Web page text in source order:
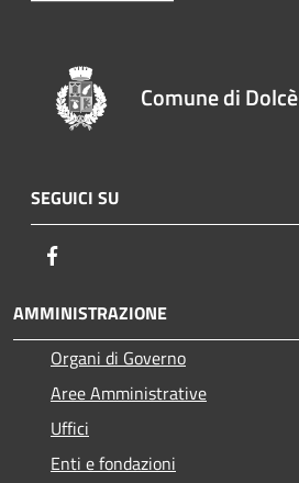
Comune di Dolcè
SEGUICI SU
AMMINISTRAZIONE
Organi di Governo
Aree Amministrative
Uffici
Enti e fondazioni